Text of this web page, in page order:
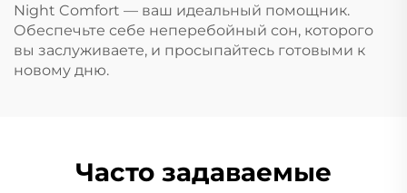
Night Comfort — ваш идеальный помощник.
Обеспечьте себе неперебойный сон, которого
вы заслуживаете, и просыпайтесь готовыми к
новому дню.
Часто задаваемые